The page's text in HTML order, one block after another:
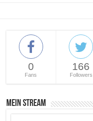
0
Fans
166
Followers
Mein Stream